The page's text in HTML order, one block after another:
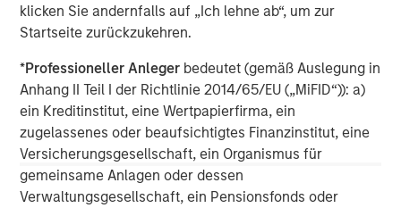
klicken Sie andernfalls auf „Ich lehne ab“, um zur
Startseite zurückzukehren.
*Professioneller Anleger bedeutet (gemäß Auslegung in
Anhang II Teil I der Richtlinie 2014/65/EU („MiFID“)): a)
ein Kreditinstitut, eine Wertpapierfirma, ein
zugelassenes oder beaufsichtigtes Finanzinstitut, eine
Versicherungsgesellschaft, ein Organismus für
gemeinsame Anlagen oder dessen
Verwaltungsgesellschaft, ein Pensionsfonds oder
governments, institutions, corporations and individuals
worldwide. For further information about Morgan Stanley
www.morganstanley.com/im
About Morgan Stanley
Morgan Stanley (NYSE: MS) is a leading global financial
services firm providing a wide range of investment
banking, securities, wealth management and investment